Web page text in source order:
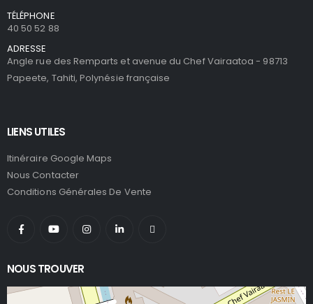
TÉLÉPHONE
40 50 52 88
ADRESSE
Angle rue des Remparts et avenue du Chef Vairaatoa - 98713
Papeete, Tahiti, Polynésie française
LIENS UTILES
Itinéraire Google Maps
Nous Contacter
Conditions Générales De Vente
NOUS TROUVER